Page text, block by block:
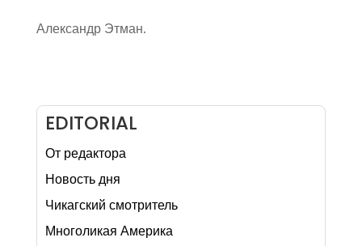
Александр Этман.
EDITORIAL
От редактора
Новость дня
Чикагский смотритель
Многоликая Америка